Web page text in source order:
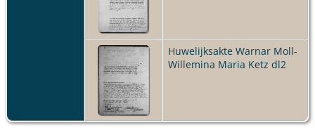
Roelof
Moll- 6 jan
1832 -
Willem
Huwelijksakte Warnar Moll-
Willemina Maria Ketz dl2